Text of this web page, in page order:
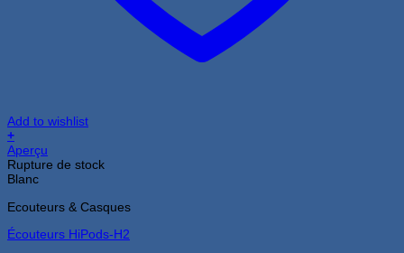
Add to wishlist
+
Ce
produit
a
variations.
options
Aperçu
Rupture de stock
Blanc
Ecouteurs & Casques
Écouteurs HiPods-H2